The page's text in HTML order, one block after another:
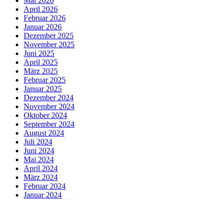
April 2026
Februar 2026
Januar 2026
Dezember 2025
November 2025
Juni 2025
April 2025
März 2025
Februar 2025
Januar 2025
Dezember 2024
November 2024
Oktober 2024
September 2024
August 2024
Juli 2024
Juni 2024
Mai 2024
April 2024
März 2024
Februar 2024
Januar 2024